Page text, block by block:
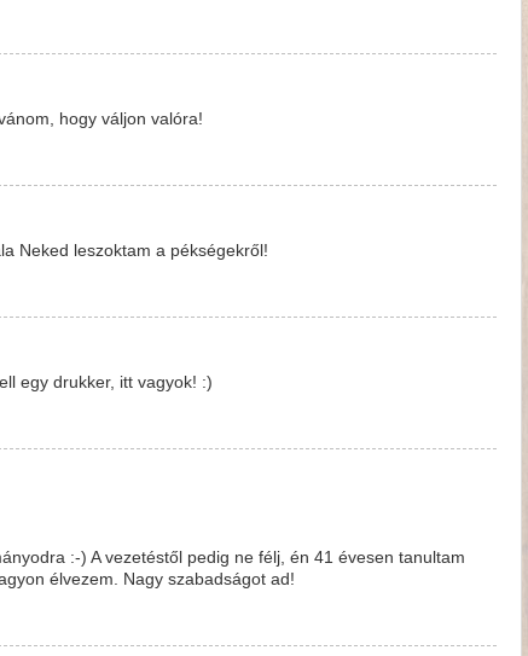
hogy váljon valóra!
Neked leszoktam a pékségekről!
egy drukker, itt vagyok! :)
:-) A vezetéstől pedig ne félj, én 41 évesen tanultam
élvezem. Nagy szabadságot ad!